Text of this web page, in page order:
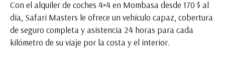
Con el alquiler de coches 4×4 en Mombasa desde 170 $ al
día, Safari Masters le ofrece un vehículo capaz, cobertura
de seguro completa y asistencia 24 horas para cada
kilómetro de su viaje por la costa y el interior.